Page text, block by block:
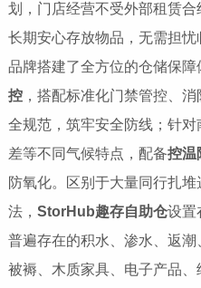
划，门店经营不受外部租赁
长期安心存放物品，无需担忧
品牌搭建了全方位的仓储保障
控，搭配标准化门禁管控、
全规范，筑牢安全防线；针
差等不同气候特点，配备控温
防氧化。区别于大量同行扎
法， StorHub趣存自助仓设置
普遍存在的积水、渗水、返
被褥、木质家具、电子产品